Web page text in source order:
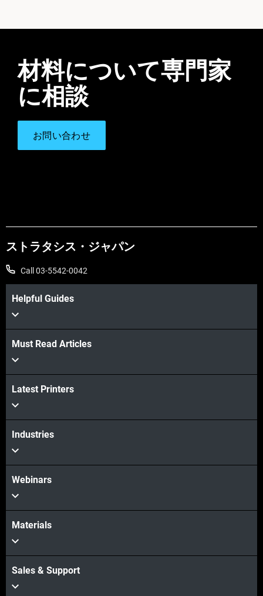
材料について専門家
に相談
お問い合わせ
ストラタシス・ジャパン
Call 03-5542-0042
Helpful Guides
Must Read Articles
Latest Printers
Industries
Webinars
Materials
Sales & Support